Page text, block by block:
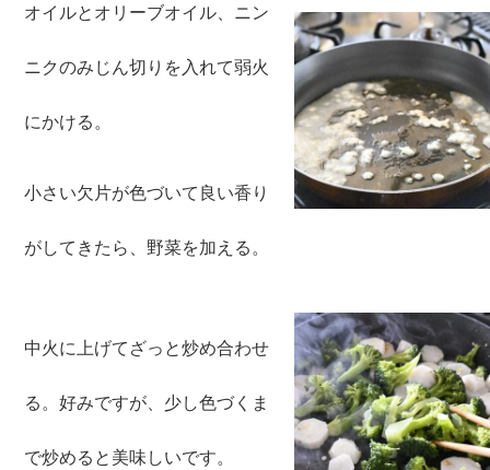
オイルとオリーブオイル、ニン
ニクのみじん切りを入れて弱火
にかける。
小さい欠片が色づいて良い香り
がしてきたら、野菜を加える。
中火に上げてざっと炒め合わせ
る。好みですが、少し色づくま
で炒めると美味しいです。